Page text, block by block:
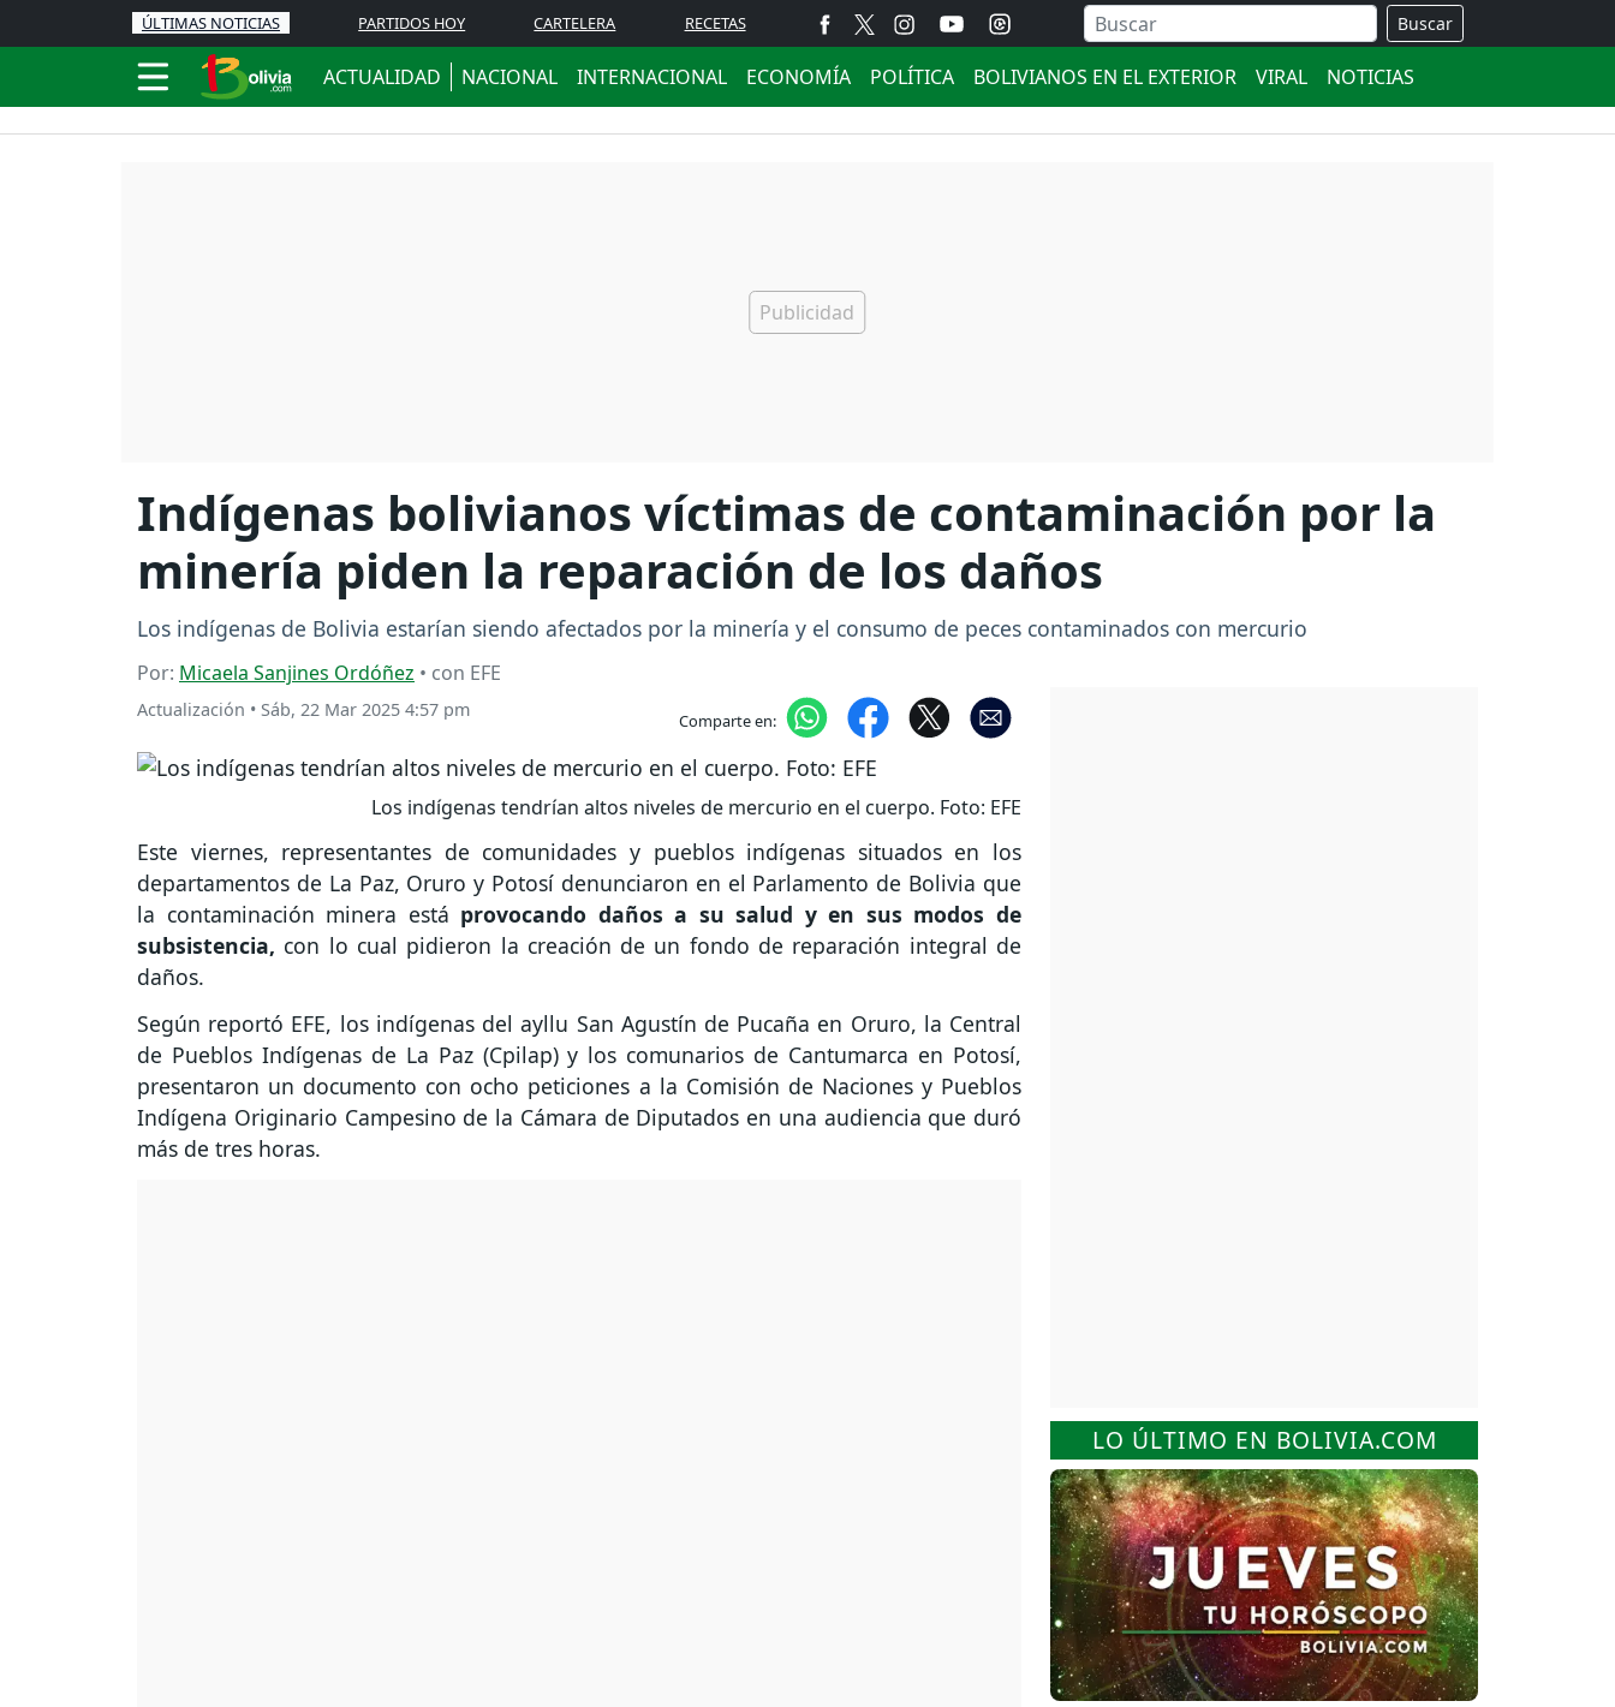
ÚLTIMAS NOTICIAS PARTIDOS HOY CARTELERA RECETAS Buscar
ACTUALIDAD NACIONAL INTERNACIONAL ECONOMÍA POLÍTICA BOLIVIANOS EN EL EXTERIOR VIRAL NOTICIAS
Indígenas bolivianos víctimas de contaminación por la
minería piden la reparación de los daños
Los indígenas de Bolivia estarían siendo afectados por la minería y el consumo de peces contaminados con mercurio
Por: Micaela Sanjines Ordóñez • con EFE
Actualización • Sáb, 22 Mar 2025 4:57 pm Comparte en:
Los indígenas tendrían altos niveles de mercurio en el cuerpo. Foto: EFE
Este viernes, representantes de comunidades y pueblos indígenas situados en los
departamentos de La Paz, Oruro y Potosí denunciaron en el Parlamento de Bolivia que
la contaminación minera está provocando daños a su salud y en sus modos de
subsistencia, con lo cual pidieron la creación de un fondo de reparación integral de
daños.
Según reportó EFE, los indígenas del ayllu San Agustín de Pucaña en Oruro, la Central
de Pueblos Indígenas de La Paz (Cpilap) y los comunarios de Cantumarca en Potosí,
presentaron un documento con ocho peticiones a la Comisión de Naciones y Pueblos
Indígena Originario Campesino de la Cámara de Diputados en una audiencia que duró
más de tres horas.
LO ÚLTIMO EN BOLIVIA.COM